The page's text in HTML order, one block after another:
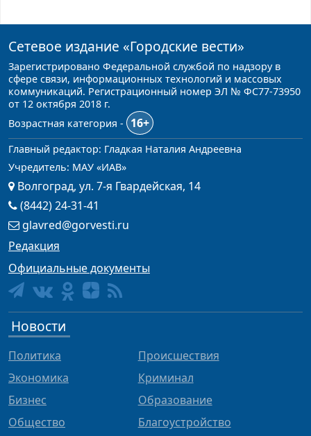
Сетевое издание «Городские вести»
Зарегистрировано Федеральной службой по надзору в
сфере связи, информационных технологий и массовых
коммуникаций. Регистрационный номер ЭЛ № ФС77-73950
от 12 октября 2018 г.
Возрастная категория -
16+
Главный редактор: Гладкая Наталия Андреевна
Учредитель: МАУ «ИАВ»
Волгоград, ул. 7-я Гвардейская, 14
(8442) 24-31-41
glavred@gorvesti.ru
Редакция
Официальные документы
Новости
Политика
Экономика
Бизнес
Общество
Происшествия
Криминал
Образование
Благоустройство